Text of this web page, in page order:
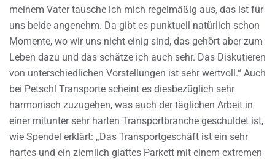
meinem Vater tausche ich mich regelmäßig aus, das ist für
uns beide angenehm. Da gibt es punktuell natürlich schon
Momente, wo wir uns nicht einig sind, das gehört aber zum
Leben dazu und das schätze ich auch sehr. Das Diskutieren
von unterschiedlichen Vorstellungen ist sehr wertvoll.“ Auch
bei Petschl Transporte scheint es diesbezüglich sehr
harmonisch zuzugehen, was auch der täglichen Arbeit in
einer mitunter sehr harten Transportbranche geschuldet ist,
wie Spendel erklärt: „Das Transportgeschäft ist ein sehr
hartes und ein ziemlich glattes Parkett mit einem extremen